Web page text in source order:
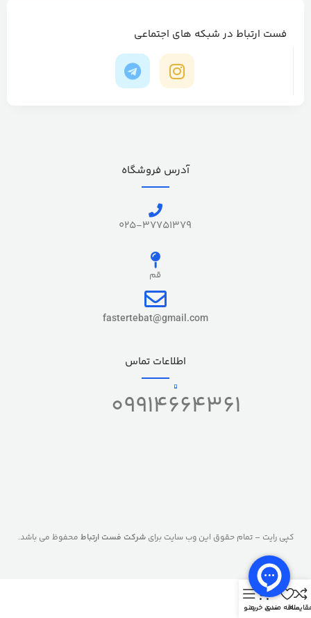
فست ارتباط در شبکه های اجتماعی
آدرس فروشگاه
025-37751379
قم
fastertebat@gmail.com
اطلاعات تماس
09914664361
کپی رایت – تمام حقوق این وب سایت برایشرکت فست ارتباط محفوظ می باشد.
علاقه مندی
0
سبد خریدمنو